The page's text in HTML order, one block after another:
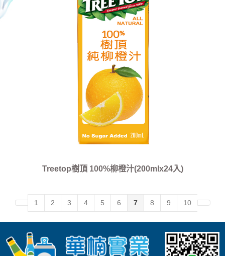
Treetop樹頂 100%柳橙汁(200mlx24入)
1 2 3 4 5 6 7 8 9 10